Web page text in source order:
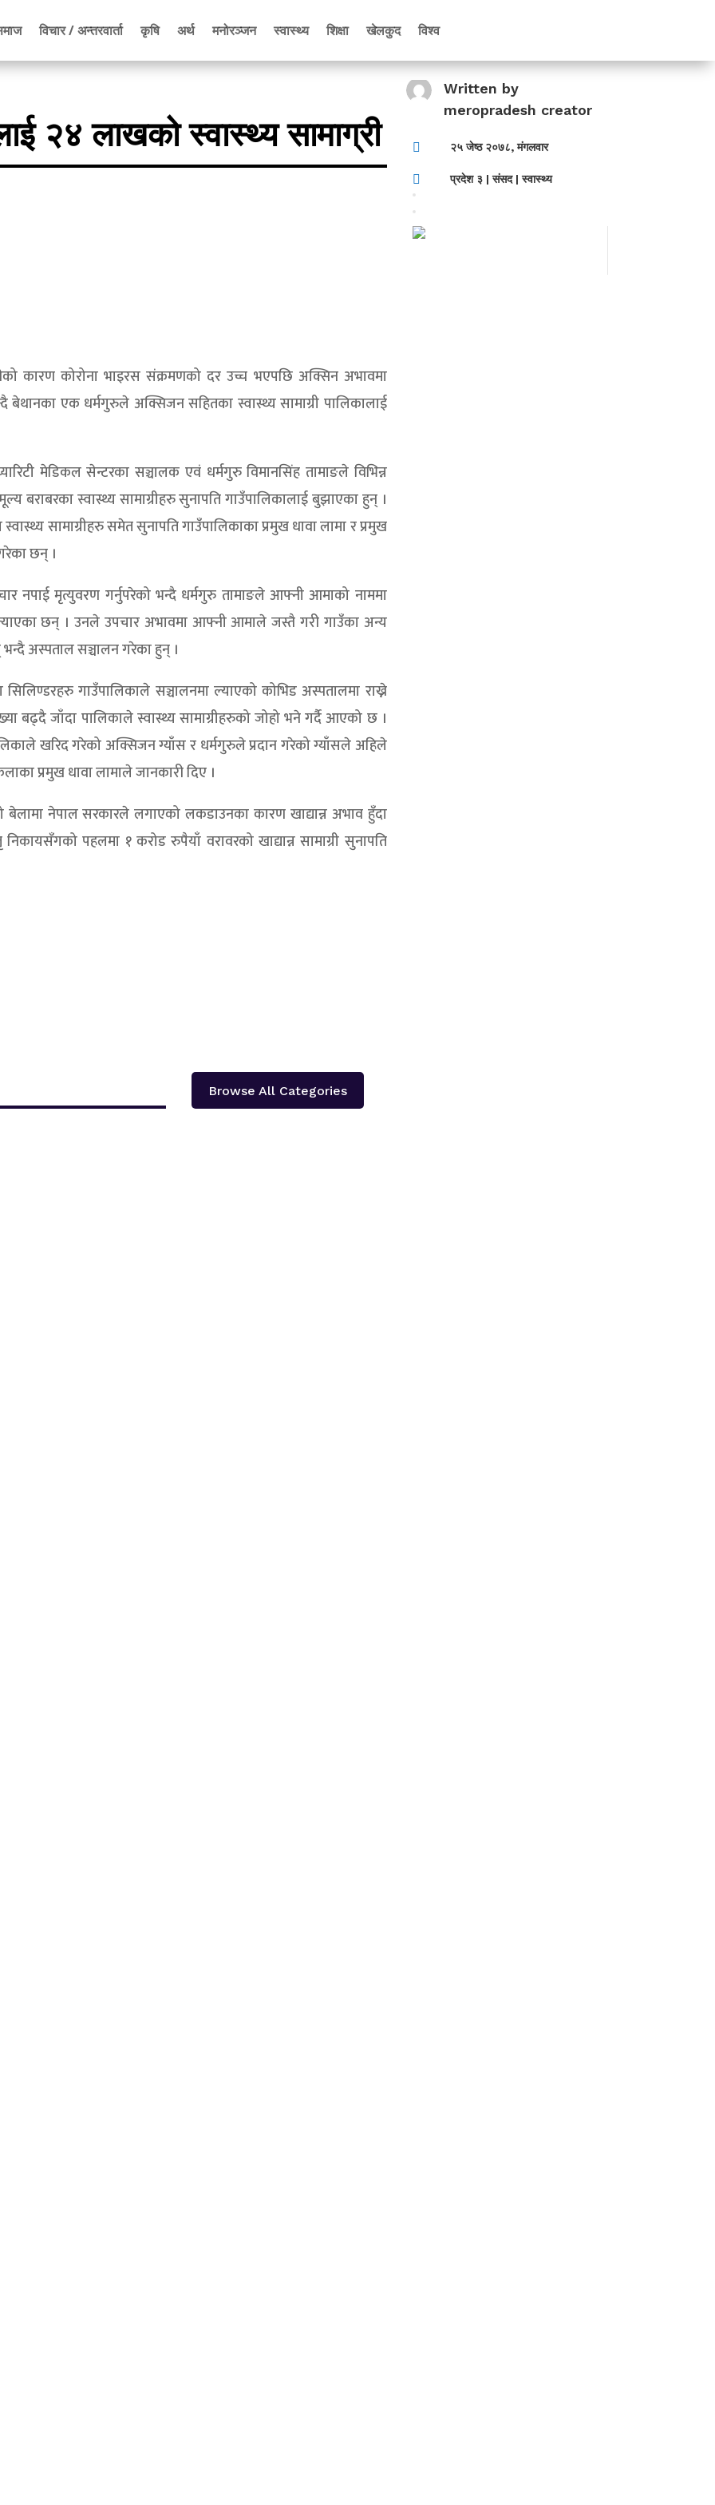
विचार / अन्तरवार्ता कृषि अर्थ मनोरञ्जन स्वास्थ्य शिक्षा खेलकुद विश्व
२४ लाखको स्वास्थ्य सामाग्री
Written by
meropradesh creator
 २५ जेष्ठ २०७८, मंगलवार
 प्रदेश ३ |संसद|स्वास्थ्य
कारण कोरोना भाइरस संक्रमणको दर उच्च भएपछि अक्सिन अभावमा
एक धर्मगुरुले अक्सिजन सहितका स्वास्थ्य सामाग्री पालिकालाई
मेडिकल सेन्टरका सञ्चालक एवं धर्मगुरु विमानसिंह तामाङले विभिन्न
स्वास्थ्य सामाग्रीहरु सुनापति गाउँपालिकालाई बुझाएका हुन् ।
सामाग्रीहरु समेत सुनापति गाउँपालिकाका प्रमुख धावा लामा र प्रमुख
छन् ।
नपाई मृत्युवरण गर्नुपरेको भन्दै धर्मगुरु तामाङले आफ्नी आमाको नाममा
छन् । उनले उपचार अभावमा आफ्नी आमाले जस्तै गरी गाउँका अन्य
अस्पताल सञ्चालन गरेका हुन् ।
गाउँपालिकाले सञ्चालनमा ल्याएको कोभिड अस्पतालमा राख्ने
बढ्दै जाँदा पालिकाले स्वास्थ्य सामाग्रीहरुको जोहो भने गर्दै आएको छ ।
खरिद गरेको अक्सिजन ग्याँस र धर्मगुरुले प्रदान गरेको ग्याँसले अहिले
प्रमुख धावा लामाले जानकारी दिए ।
नेपाल सरकारले लगाएको लकडाउनका कारण खाद्यान्न अभाव हुँदा
पहलमा १ करोड रुपैयाँ वरावरको खाद्यान्न सामाग्री सुनापति
Browse All Categories